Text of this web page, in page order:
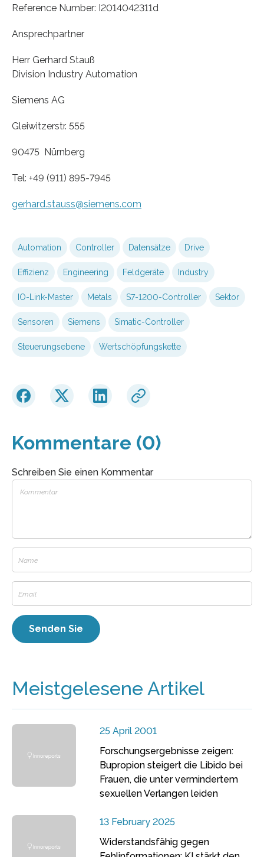
Reference Number: I2014042311d
Ansprechpartner
Herr Gerhard Stauß
Division Industry Automation
Siemens AG
Gleiwitzerstr. 555
90475 Nürnberg
Tel: +49 (911) 895-7945
gerhard.stauss@siemens.com
Automation Controller Datensätze Drive
Effizienz Engineering Feldgeräte Industry
IO-Link-Master Metals S7-1200-Controller Sektor
Sensoren Siemens Simatic-Controller
Steuerungsebene Wertschöpfungskette
Kommentare (0)
Schreiben Sie einen Kommentar
Meistgelesene Artikel
25 April 2001
Forschungsergebnisse zeigen:
Bupropion steigert die Libido bei
Frauen, die unter vermindertem
sexuellen Verlangen leiden
13 February 2025
Widerstandsfähig gegen